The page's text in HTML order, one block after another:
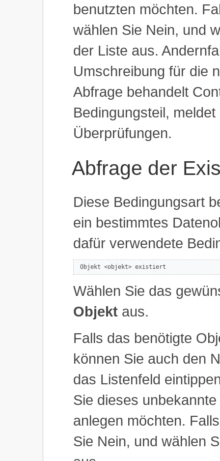
benutzten möchten.
wählen Sie Nein, und
der Liste aus.
Umschreibung für die
Abfrage behandelt
Bedingungsteil,
Überprüfungen.
Abfrage der
Diese Bedingungsart
ein bestimmtes
dafür verwendete
Objekt <objekt> existiert
Wählen Sie das
Objektaus.
Falls das benötigte
können Sie auch den
das Listenfeld
Sie dieses
anlegen möchten.
Sie Nein, und wählen